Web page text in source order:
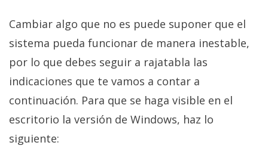
El Grupo
Informático
(CC) 2006-
2026.Algunos
reservados.
Cambiar algo que no es puede suponer que el
sistema pueda funcionar de manera inestable,
por lo que debes seguir a rajatabla las
indicaciones que te vamos a contar a
continuación. Para que se haga visible en el
escritorio la versión de Windows, haz lo
siguiente: